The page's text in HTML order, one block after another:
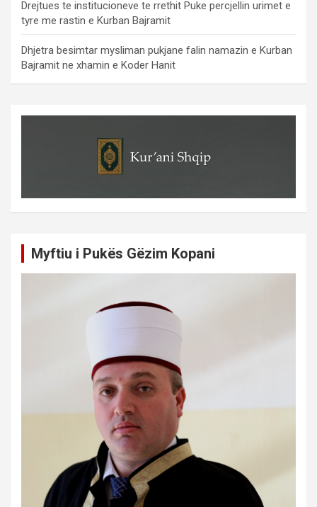
Drejtues te institucioneve te rrethit Puke percjellin urimet e
tyre me rastin e Kurban Bajramit
Dhjetra besimtar mysliman pukjane falin namazin e Kurban
Bajramit ne xhamin e Koder Hanit
Myftiu i Pukës Gëzim Kopani